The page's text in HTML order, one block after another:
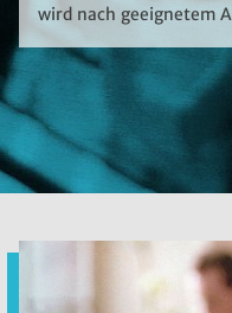
wird nach geeignetem